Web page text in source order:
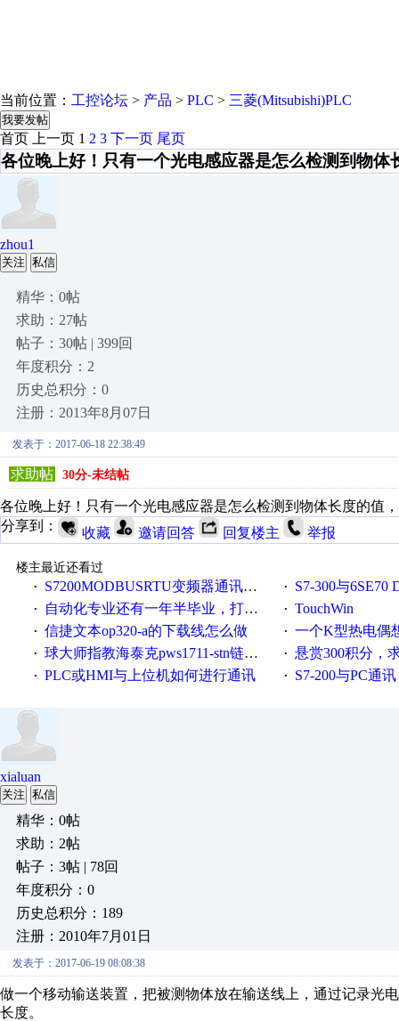
当前位置： 工控论坛 > 产品 > PLC > 三菱(Mitsubishi)PLC
我要发帖
首页 上一页 1 2 3 下一页 尾页
各位晚上好！只有一个光电感应器是怎么检测到物体
zhou1
关注 私信
精华：0帖
求助：27帖
帖子：30帖 | 399回
年度积分：2
历史总积分：0
注册：2013年8月07日
发表于：2017-06-18 22:38:49
求助帖 30分-未结帖
各位晚上好！只有一个光电感应器是怎么检测到物体长度的值
分享到：
收藏 邀请回答 回复楼主 举报
楼主最近还看过
·
S7200MODBUSRTU变频器通讯求助！ · S7-300与6SE70 DP通
· 自动化专业还有一年半毕业，打算从事工控方面需要学习哪些知识？ · TouchWin
· 信捷文本op320-a的下载线怎么做 · 一个K型热电偶想接两处，
· 球大师指教海泰克pws1711-stn链接电脑通讯等待超时 · 悬赏300积分，求
· PLC或HMI与上位机如何进行通讯 · S7-200与PC通讯
xialuan
关注 私信
精华：0帖
求助：2帖
帖子：3帖 | 78回
年度积分：0
历史总积分：189
注册：2010年7月01日
发表于：2017-06-19 08:08:38
做一个移动输送装置，把被测物体放在输送线上，通过记录
长度。